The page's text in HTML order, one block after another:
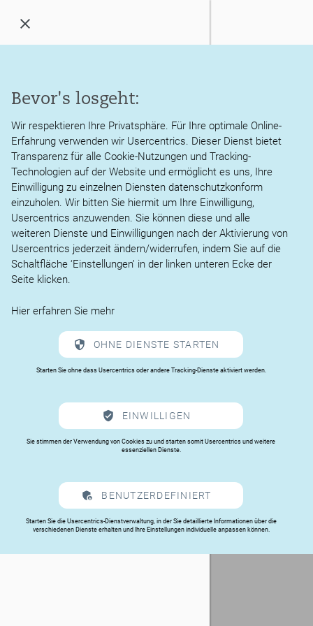
öffnen
schließen
Leistungen
Aktuelles
Service
Karriere
Kontakt
© 2026 Martin Thies, Steuerberater Diplom-Betriebswirt FH
Bevor's losgeht:
Wir respektieren Ihre Privatsphäre. Für Ihre optimale Online-
Erfahrung verwenden wir Usercentrics. Dieser Dienst bietet
Transparenz für alle Cookie-Nutzungen und Tracking-
Technologien auf der Website und ermöglicht es uns, Ihre
Einwilligung zu einzelnen Diensten datenschutzkonform
einzuholen. Wir bitten Sie hiermit um Ihre Einwilligung,
Usercentrics anzuwenden. Sie können diese und alle
weiteren Dienste und Einwilligungen nach der Aktivierung von
Usercentrics jederzeit ändern/widerrufen, indem Sie auf die
Schaltfläche ‘Einstellungen’ in der linken unteren Ecke der
Seite klicken.
Hier erfahren Sie mehr
OHNE DIENSTE STARTEN
Starten Sie ohne dass Usercentrics oder andere Tracking-Dienste aktiviert werden.
EINWILLIGEN
Sie stimmen der Verwendung von Cookies zu und starten somit Usercentrics und weitere
essenziellen Dienste.
BENUTZERDEFINIERT
Starten Sie die Usercentrics-Dienstverwaltung, in der Sie detaillierte Informationen über die
verschiedenen Dienste erhalten und Ihre Einstellungen individuelle anpassen können.